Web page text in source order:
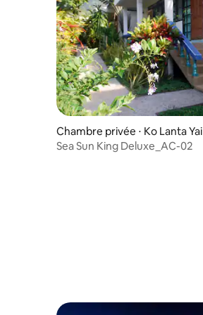
Chambre privée ⋅ Ko Lanta Yai
Sea Sun King Deluxe_AC-02